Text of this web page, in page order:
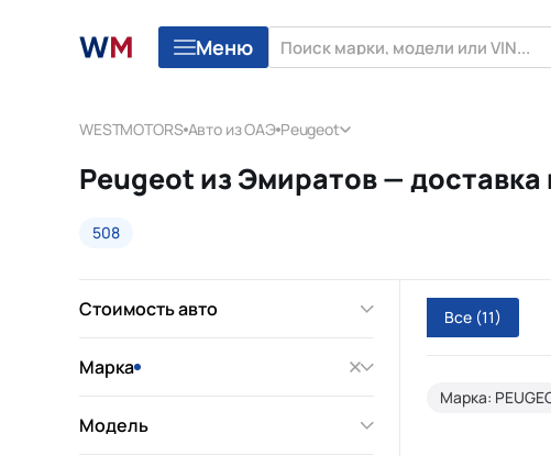
Меню
WESTMOTORS Авто из ОАЭ Peugeot
Peugeot из Эмиратов —
508
Стоимость авто
Марка
Модель
Все (11)
Марка: